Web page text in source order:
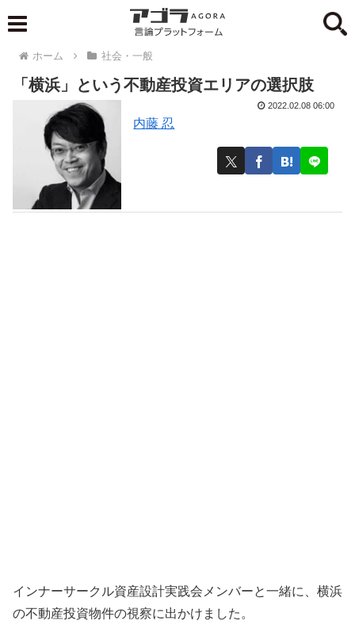
ホーム 社会・一般
「横浜」という不動産投資エリアの選択肢
内藤 忍
2022.02.08 06:00
インナーサークル資産設計実践会メンバーと一緒に、横浜
の不動産投資物件の視察に出かけました。